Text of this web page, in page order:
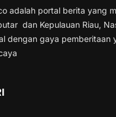
adalah portal berita yang
dan Kepulauan Riau,
dengan gaya pemberitaan